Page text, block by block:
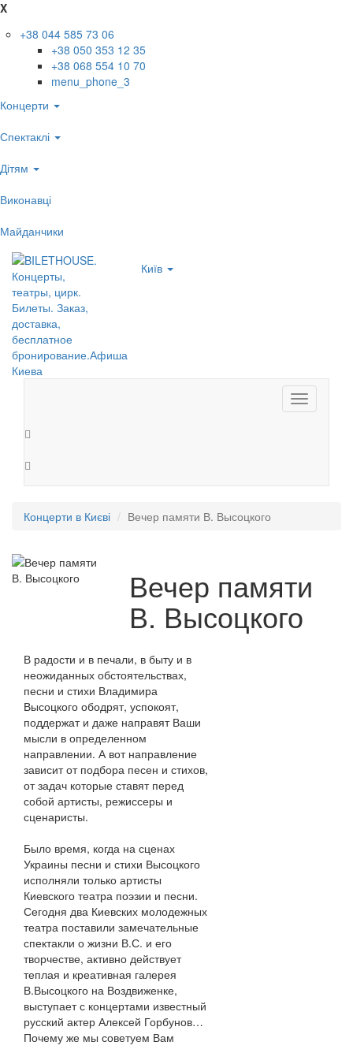
X
+38 044 585 73 06
+38 050 353 12 35
+38 068 554 10 70
menu_phone_3
Концерти
Спектаклі
Дітям
Виконавці
Майданчики
Київ
Toggle
navigation
Концерти в Києві Вечер памяти В. Высоцкого
Вечер памяти
В. Высоцкого
В радости и в печали, в быту и в
неожиданных обстоятельствах,
песни и стихи Владимира
Высоцкого ободрят, успокоят,
поддержат и даже направят Ваши
мысли в определенном
направлении. А вот направление
зависит от подбора песен и стихов,
от задач которые ставят перед
собой артисты, режиссеры и
сценаристы.
Было время, когда на сценах
Украины песни и стихи Высоцкого
исполняли только артисты
Киевского театра поэзии и песни.
Сегодня два Киевских молодежных
театра поставили замечательные
спектакли о жизни В.С. и его
творчестве, активно действует
теплая и креативная галерея
В.Высоцкого на Воздвиженке,
выступает с концертами известный
русский актер Алексей Горбунов…
Почему же мы советуем Вам